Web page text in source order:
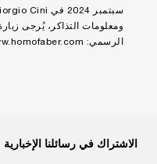
الرسمي:
الاشتراك في رسائلنا الإخبارية